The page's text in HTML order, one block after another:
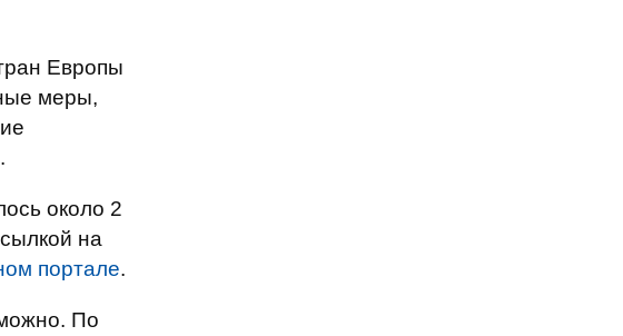
Европы
меры,
около 2
на
портале.
По